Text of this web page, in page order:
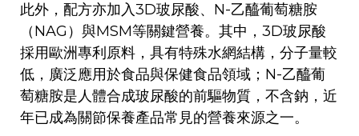
此外，配方亦加入3D玻尿酸、N-乙醯葡萄糖胺
（NAG）與MSM等關鍵營養。其中，3D玻尿酸
採用歐洲專利原料，具有特殊水網結構，分子量較
低，廣泛應用於食品與保健食品領域；N-乙醯葡
萄糖胺是人體合成玻尿酸的前驅物質，不含鈉，近
年已成為關節保養產品常見的營養來源之一。